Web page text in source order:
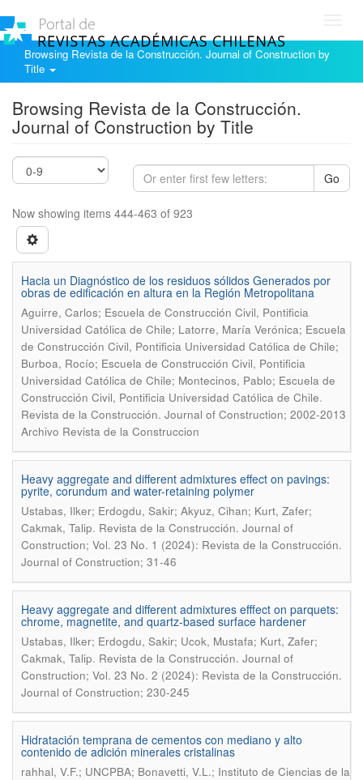
Browsing Revista de la Construcción. Journal of Construction by
Title
Browsing Revista de la Construcción.
Journal of Construction by Title
Go
Now showing items 444-463 of 923
Hacia un Diagnóstico de los residuos sólidos Generados por
obras de edificación en altura en la Región Metropolitana
Aguirre, Carlos; Escuela de Construcción Civil, Pontificia
Universidad Católica de Chile; Latorre, María Verónica; Escuela
de Construcción Civil, Pontificia Universidad Católica de Chile;
Burboa, Rocío; Escuela de Construcción Civil, Pontificia
Universidad Católica de Chile; Montecinos, Pablo; Escuela de
Construcción Civil, Pontificia Universidad Católica de Chile.
Revista de la Construcción. Journal of Construction; 2002-2013
Archivo Revista de la Construccion
Heavy aggregate and different admixtures effect on pavings:
pyrite, corundum and water-retaining polymer
Ustabas, Ilker; Erdogdu, Sakir; Akyuz, Cihan; Kurt, Zafer;
Cakmak, Talip. Revista de la Construcción. Journal of
Construction; Vol. 23 No. 1 (2024): Revista de la Construcción.
Journal of Construction; 31-46
Heavy aggregate and different admixtures efffect on parquets:
chrome, magnetite, and quartz-based surface hardener
Ustabas, Ilker; Erdogdu, Sakir; Ucok, Mustafa; Kurt, Zafer;
Cakmak, Talip. Revista de la Construcción. Journal of
Construction; Vol. 23 No. 2 (2024): Revista de la Construcción.
Journal of Construction; 230-245
Hidratación temprana de cementos con mediano y alto
contenido de adición minerales cristalinas
rahhal, V.F.; UNCPBA; Bonavetti, V.L.; Instituto de Ciencias de la